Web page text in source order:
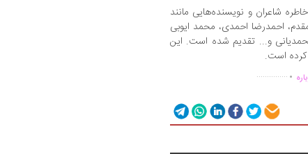
شاعران و نویسنده‌هایی مانند
احمدرضا احمدی، محمد ایوبی
و... تقدیم شده است. این
............... .